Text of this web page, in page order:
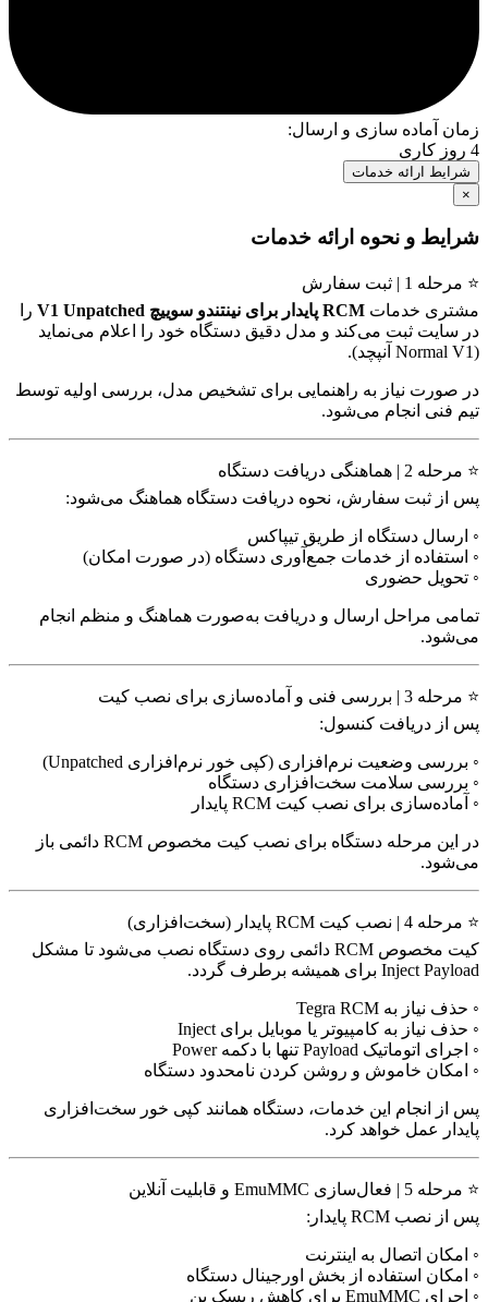
زمان آماده سازی و ارسال:
4 روز کاری
شرایط ارائه خدمات
×
شرایط و نحوه ارائه خدمات
⭐ مرحله 1 | ثبت سفارش
مشتری خدمات RCM پایدار برای نینتندو سوییچ V1 Unpatched
را
در سایت ثبت می‌کند و مدل دقیق دستگاه خود را اعلام می‌نماید
(Normal V1 آنپچد).
در صورت نیاز به راهنمایی برای تشخیص مدل، بررسی اولیه توسط
تیم فنی انجام می‌شود.
⭐ مرحله 2 | هماهنگی دریافت دستگاه
پس از ثبت سفارش، نحوه دریافت دستگاه هماهنگ می‌شود:
◦ ارسال دستگاه از طریق تیپاکس
◦ استفاده از خدمات جمع‌آوری دستگاه (در صورت امکان)
◦ تحویل حضوری
تمامی مراحل ارسال و دریافت به‌صورت هماهنگ و منظم انجام
می‌شود.
⭐ مرحله 3 | بررسی فنی و آماده‌سازی برای نصب کیت
پس از دریافت کنسول:
◦ بررسی وضعیت نرم‌افزاری (کپی خور نرم‌افزاری Unpatched)
◦ بررسی سلامت سخت‌افزاری دستگاه
◦ آماده‌سازی برای نصب کیت RCM پایدار
در این مرحله دستگاه برای نصب کیت مخصوص RCM دائمی باز
می‌شود.
⭐ مرحله 4 | نصب کیت RCM پایدار (سخت‌افزاری)
کیت مخصوص RCM دائمی روی دستگاه نصب می‌شود تا مشکل
Inject Payload برای همیشه برطرف گردد.
◦ حذف نیاز به Tegra RCM
◦ حذف نیاز به کامپیوتر یا موبایل برای Inject
◦ اجرای اتوماتیک Payload تنها با دکمه Power
◦ امکان خاموش و روشن کردن نامحدود دستگاه
پس از انجام این خدمات، دستگاه همانند کپی خور سخت‌افزاری
پایدار عمل خواهد کرد.
⭐ مرحله 5 | فعال‌سازی EmuMMC و قابلیت آنلاین
پس از نصب RCM پایدار:
◦ امکان اتصال به اینترنت
◦ امکان استفاده از بخش اورجینال دستگاه
◦ اجرای EmuMMC برای کاهش ریسک بن